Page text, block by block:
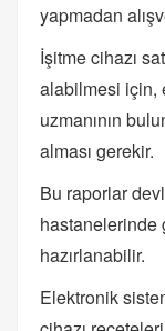
yapmadan
İşitme cihazı
alabilmesi için,
uzmanının
alması gerekir.
Bu raporlar
hastanelerinde
hazırlanabilir.
Elektronik